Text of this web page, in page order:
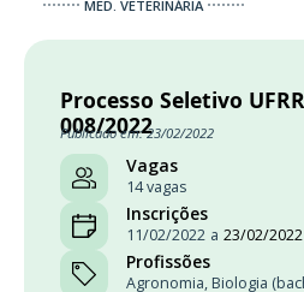
MED. VETERINÁRIA
Processo Seletivo
008/2022
Publicado em: 23/02/2022
Vagas
14 vagas
Inscrições
11/02/2022 a 23/02/2022
Profissões
Agronomia, Biologia